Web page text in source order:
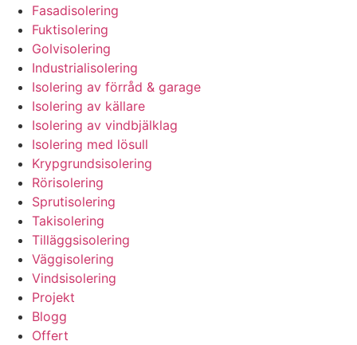
Fasadisolering
Fuktisolering
Golvisolering
Industrialisolering
Isolering av förråd & garage
Isolering av källare
Isolering av vindbjälklag
Isolering med lösull
Krypgrundsisolering
Rörisolering
Sprutisolering
Takisolering
Tilläggsisolering
Väggisolering
Vindsisolering
Projekt
Blogg
Offert